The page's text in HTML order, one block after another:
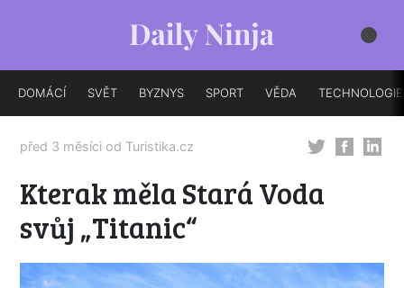
DOMÁCÍ SVĚT BYZNYS SPORT VĚDA TECHNOLOGIE
před 3 měsíci od Turistika.cz
Kterak měla Stará Voda
svůj „Titanic“